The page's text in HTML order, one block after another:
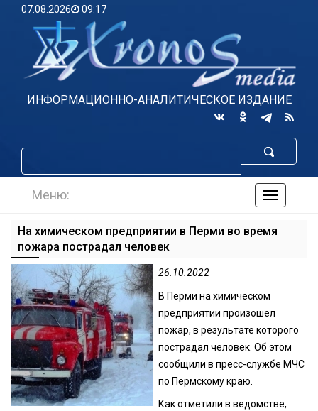
07.08.2026 09:17
ИНФОРМАЦИОННО-АНАЛИТИЧЕСКОЕ ИЗДАНИЕ
по
Меню:
На химическом предприятии в Перми во время
пожара пострадал человек
26.10.2022
В Перми на химическом
предприятии произошел
пожар, в результате которого
пострадал человек. Об этом
сообщили в пресс-службе МЧС
по Пермскому краю.
Как отметили в ведомстве,